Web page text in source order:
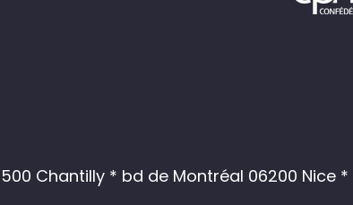
Chantilly * bd de Montréal 06200 Nice *